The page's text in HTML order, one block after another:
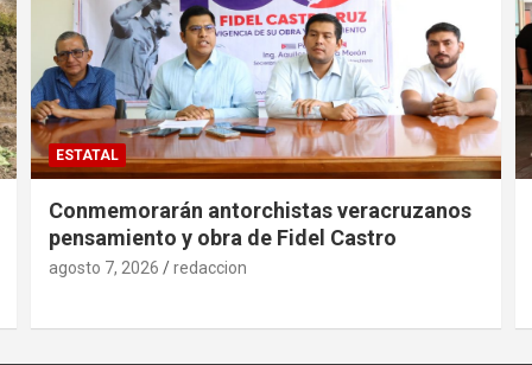
ESTATAL
Conmemorarán antorchistas veracruzanos
pensamiento y obra de Fidel Castro
agosto 7, 2026 redaccion